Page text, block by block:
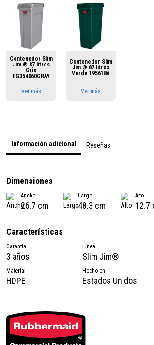
Contenedor Slim
Jim ® 87 litros
Gris
FG354060GRAY
Ver más
Contenedor Slim
Jim ® 87 litros
Verde 1956186
Ver más
Información adicional Reseñas
Dimensiones
Ancho
26.7 cm
Largo
48.3 cm
Alto
12.7
Características
Garantía
3 años
Línea
Slim Jim®
Material
HDPE
Hecho en
Estados Unidos